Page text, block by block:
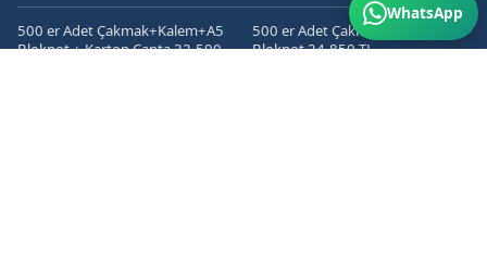
500 er Adet Çakmak+Kalem+A5
Bloknot + Karton Çanta 32.500
500 er Adet Çakmak+Kalem+A5
Bloknot 24.850 TL
WhatsApp